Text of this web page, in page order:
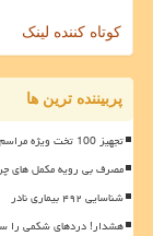
کوتاه کننده لینک
پربیننده ترین ها
تجهیز 100 تخت ویژه مراسم خاکسپاری رهبر شهید در بیمارستان صحرایی مصلی به علاوه فیلم
مصرف بی رویه مکمل های
شناسایی ۴۹۲ بیماری نادر
هشدار! دردهای شکمی را